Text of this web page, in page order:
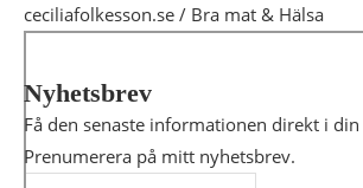
ceciliafolkesson.se / Bra mat & Hälsa
Nyhetsbrev
Få den senaste informationen direkt i
Prenumerera på mitt nyhetsbrev.